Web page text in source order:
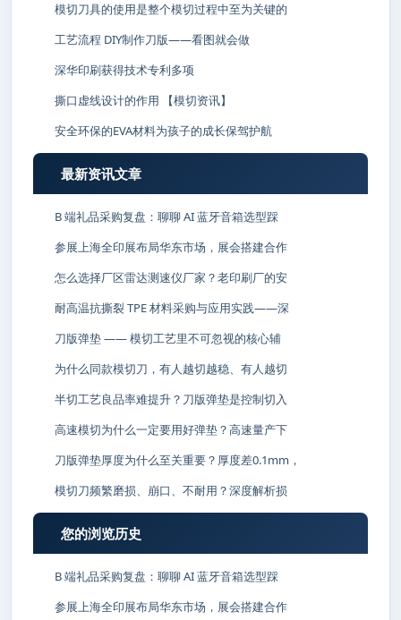
模切刀具的使用是整个模切过程中至为关键的
工艺流程 DIY制作刀版——看图就会做
深华印刷获得技术专利多项
撕口虚线设计的作用 【模切资讯】
安全环保的EVA材料为孩子的成长保驾护航
最新资讯文章
B 端礼品采购复盘：聊聊 AI 蓝牙音箱选型踩
参展上海全印展布局华东市场，展会搭建合作
怎么选择厂区雷达测速仪厂家？老印刷厂的安
耐高温抗撕裂 TPE 材料采购与应用实践——深
刀版弹垫 —— 模切工艺里不可忽视的核心辅
为什么同款模切刀，有人越切越稳、有人越切
半切工艺良品率难提升？刀版弹垫是控制切入
高速模切为什么一定要用好弹垫？高速量产下
刀版弹垫厚度为什么至关重要？厚度差0.1mm，
模切刀频繁磨损、崩口、不耐用？深度解析损
您的浏览历史
B 端礼品采购复盘：聊聊 AI 蓝牙音箱选型踩
参展上海全印展布局华东市场，展会搭建合作